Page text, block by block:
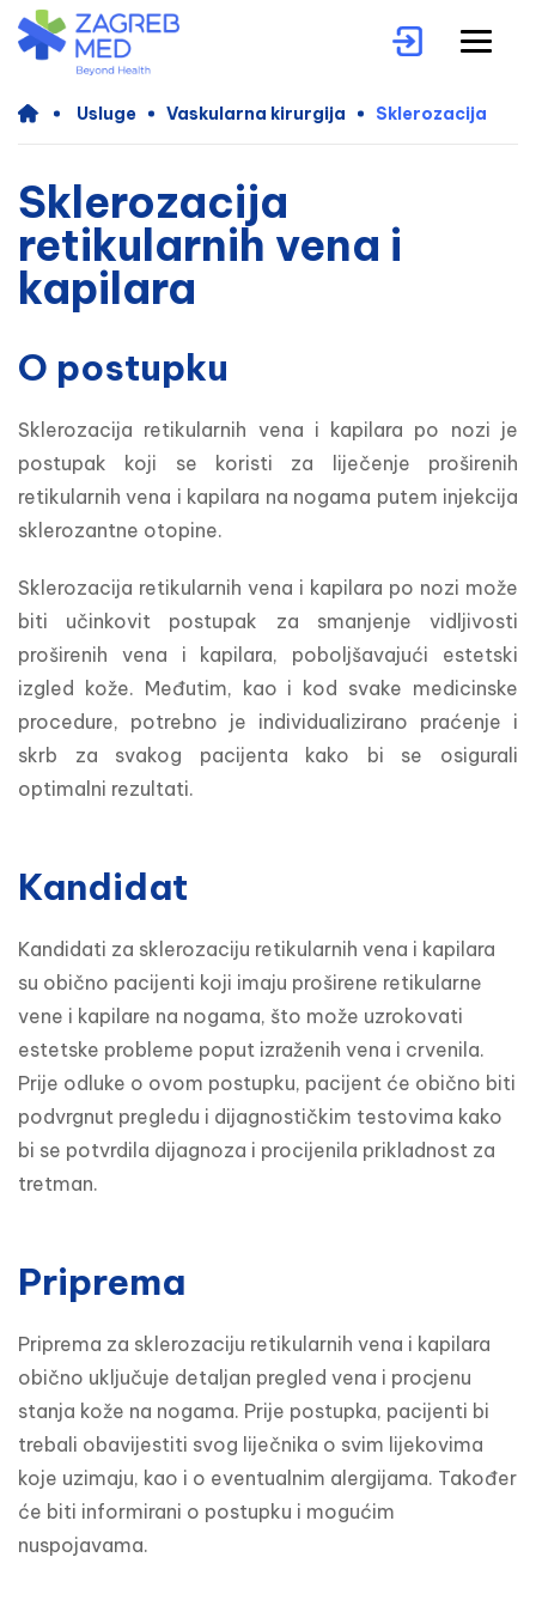
Usluge Vaskularna kirurgija Sklerozacija
Sklerozacija
retikularnih vena i
kapilara
O postupku
Sklerozacija retikularnih vena i kapilara po nozi je
postupak koji se koristi za liječenje proširenih
retikularnih vena i kapilara na nogama putem injekcija
sklerozantne otopine.
Sklerozacija retikularnih vena i kapilara po nozi može
biti učinkovit postupak za smanjenje vidljivosti
proširenih vena i kapilara, poboljšavajući estetski
izgled kože. Međutim, kao i kod svake medicinske
procedure, potrebno je individualizirano praćenje i
skrb za svakog pacijenta kako bi se osigurali
optimalni rezultati.
Kandidat
Kandidati za sklerozaciju retikularnih vena i kapilara
su obično pacijenti koji imaju proširene retikularne
vene i kapilare na nogama, što može uzrokovati
estetske probleme poput izraženih vena i crvenila.
Prije odluke o ovom postupku, pacijent će obično biti
podvrgnut pregledu i dijagnostičkim testovima kako
bi se potvrdila dijagnoza i procijenila prikladnost za
tretman.
Priprema
Priprema za sklerozaciju retikularnih vena i kapilara
obično uključuje detaljan pregled vena i procjenu
stanja kože na nogama. Prije postupka, pacijenti bi
trebali obavijestiti svog liječnika o svim lijekovima
koje uzimaju, kao i o eventualnim alergijama. Također
će biti informirani o postupku i mogućim
nuspojavama.